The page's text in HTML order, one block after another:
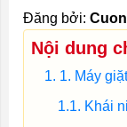
Đăng bởi:
Nội dung
1. Máy
Khái